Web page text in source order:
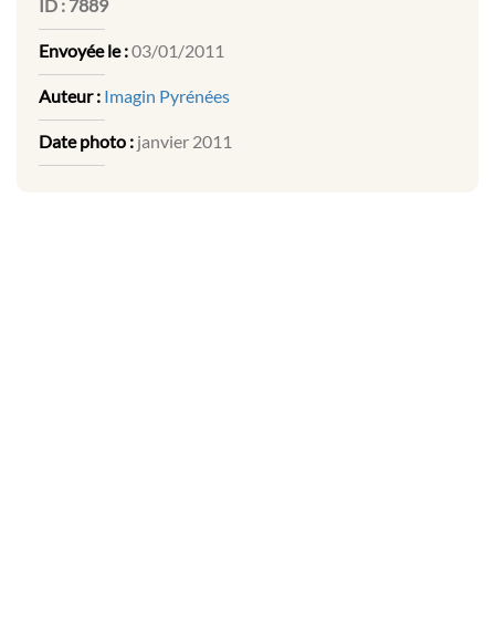
ID : 7889
Envoyée le :03/01/2011
Auteur : Imagin Pyrénées
Date photo : janvier 2011